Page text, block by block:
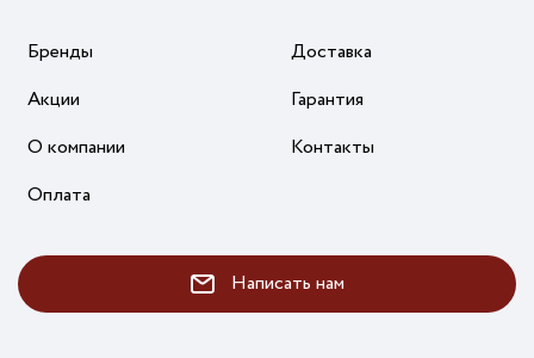
Бренды
Акции
О компании
Оплата
Доставка
Гарантия
Контакты
Написать нам